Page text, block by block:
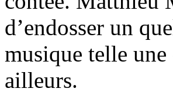
d’endosser un
musique telle
ailleurs.